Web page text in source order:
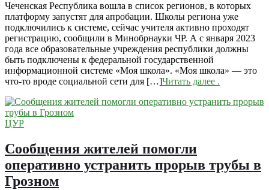
Чеченская Республика вошла в список регионов, в которых
платформу запустят для апробации. Школы региона уже
подключились к системе, сейчас учителя активно проходят
регистрацию, сообщили в Минобрнауки ЧР. А с января 2023
года все образовательные учреждения республики должны
быть подключены к федеральной государственной
информационной системе «Моя школа». «Моя школа» — это
что-то вроде социальной сети для […]Читать далее .
ЦУР
Сообщения жителей помогли
оперативно устранить прорыв трубы в
Грозном